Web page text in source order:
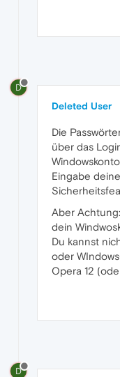
D
Deleted User
Die
über das
Eingabe
Aber
dein
Du kannst
oder
Opera 12
D